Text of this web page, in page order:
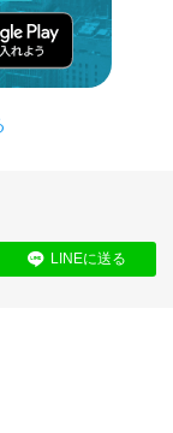
LINEに送る